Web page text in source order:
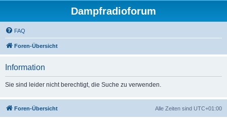
Dampfradioforum
FAQ
Foren-Übersicht
Information
Sie sind leider nicht berechtigt, die Suche zu verwenden.
Foren-Übersicht Alle Zeiten sind UTC+01:00